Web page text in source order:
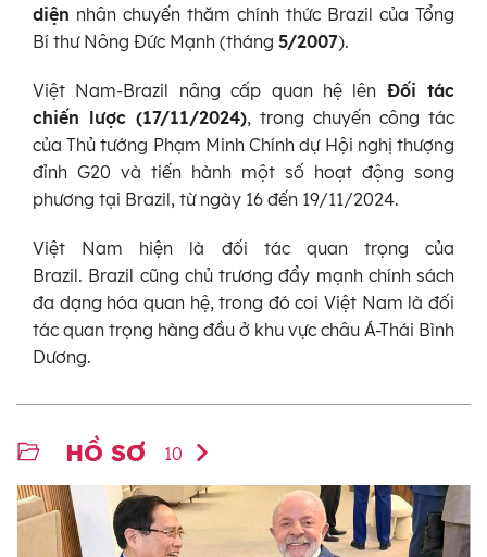
diện nhân chuyến thăm chính thức Brazil của Tổng
Bí thư Nông Đức Mạnh (tháng 5/2007).
Việt Nam-Brazil nâng cấp quan hệ lên Đối tác
chiến lược (17/11/2024), trong chuyến công tác
của Thủ tướng Phạm Minh Chính dự Hội nghị thượng
đỉnh G20 và tiến hành một số hoạt động song
phương tại Brazil, từ ngày 16 đến 19/11/2024.
Việt Nam hiện là đối tác quan trọng của
Brazil. Brazil cũng chủ trương đẩy mạnh chính sách
đa dạng hóa quan hệ, trong đó coi Việt Nam là đối
tác quan trọng hàng đầu ở khu vực châu Á-Thái Bình
Dương.
HỒ SƠ 10